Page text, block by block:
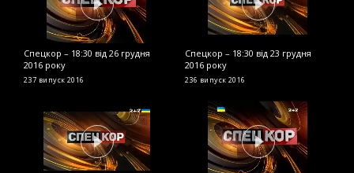
Спецкор – 18:30 від 26 грудня
2016 року
237 випуск 2016
Спецкор – 18:30 від 23 грудня
2016 року
236 випуск 2016